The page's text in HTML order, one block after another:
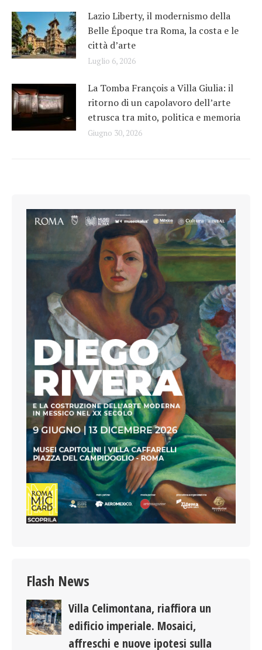
Lazio Liberty, il modernismo della
Belle Époque tra Roma, la costa e le
città d’arte
Luglio 6, 2026
La Tomba François a Villa Giulia: il
ritorno di un capolavoro dell’arte
etrusca tra mito, politica e memoria
Giugno 30, 2026
Flash News
Villa Celimontana, riaffiora un
edificio imperiale. Mosaici,
affreschi e nuove ipotesi sulla